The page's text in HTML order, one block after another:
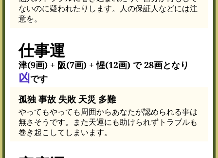
ないのに疑われたりします。人の保証人などには注
意を。
仕事運
津(9画) + 阪(7画) + 惺(12画) で 28画となり
凶です
孤独 事故 失敗 天災 多難
やってもやっても周囲からあなたが認められる事は
無さそうです。また天運にも助けられずトラブルも
巻き起こしてしまいます。